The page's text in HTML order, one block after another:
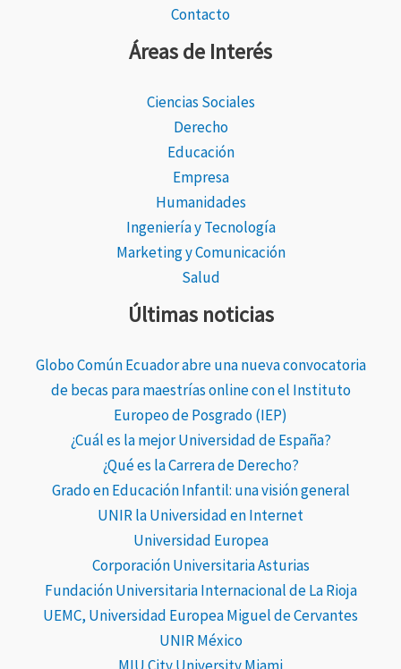
Contacto
Áreas de Interés
Ciencias Sociales
Derecho
Educación
Empresa
Humanidades
Ingeniería y Tecnología
Marketing y Comunicación
Salud
Últimas noticias
Globo Común Ecuador abre una nueva convocatoria
de becas para maestrías online con el Instituto
Europeo de Posgrado (IEP)
¿Cuál es la mejor Universidad de España?
¿Qué es la Carrera de Derecho?
Grado en Educación Infantil: una visión general
UNIR la Universidad en Internet
Universidad Europea
Corporación Universitaria Asturias
Fundación Universitaria Internacional de La Rioja
UEMC, Universidad Europea Miguel de Cervantes
UNIR México
MIU City University Miami